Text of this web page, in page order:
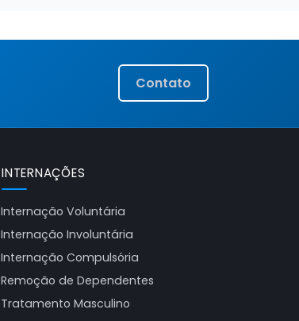
Contato
INTERNAÇÕES
Internação Voluntária
Internação Involuntária
Internação Compulsória
Remoção de Dependentes
Tratamento Masculino